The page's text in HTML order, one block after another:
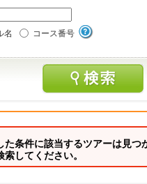
名 コース番号
た条件に該当するツアーは見つ
してください。